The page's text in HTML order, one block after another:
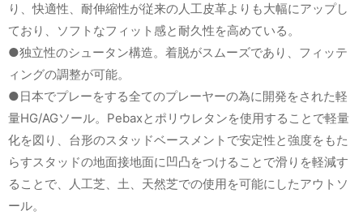
り、快適性、耐伸縮性が従来の人工皮革よりも大幅にアップし
ており、ソフトなフィット感と耐久性を高めている。
●独立性のシュータン構造。着脱がスムーズであり、フィッテ
ィングの調整が可能。
●日本でプレーをする全てのプレーヤーの為に開発をされた軽
量HG/AGソール。Pebaxとポリウレタンを使用することで軽量
化を図り、台形のスタッドベースメントで安定性と強度をもた
らすスタッドの地面接地面に凹凸をつけることで滑りを軽減す
ることで、人工芝、土、天然芝での使用を可能にしたアウトソ
ール。